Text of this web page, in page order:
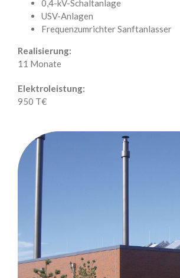
0,4-kV-Schaltanlage
USV-Anlagen
Frequenzumrichter Sanftanlasser
Realisierung:
11 Monate
Elektroleistung:
950 T€